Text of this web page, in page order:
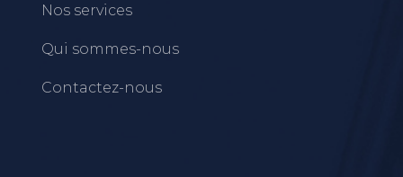
Nos services
Qui sommes-nous
Contactez-nous